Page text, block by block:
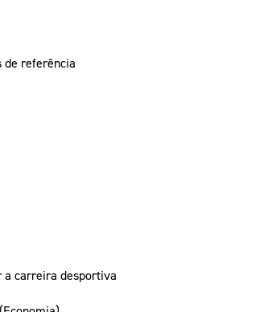
de referência
a carreira desportiva